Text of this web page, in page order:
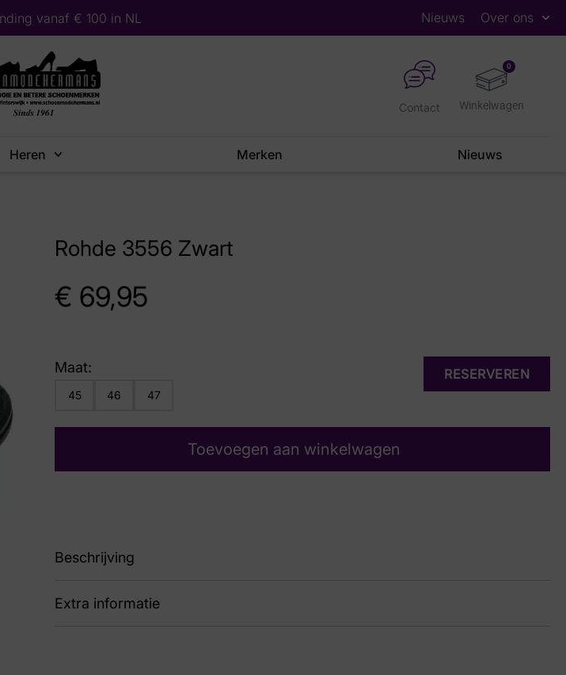
vanaf € 100 in NL Nieuws Over ons
0
Contact
Heren Merken Nieuws
Rohde 3556 Zwart
€ 69,95
RESERVEREN
Maat:
45 46 47
Toevoegen aan winkelwagen
Beschrijving
3556
Extra informatie